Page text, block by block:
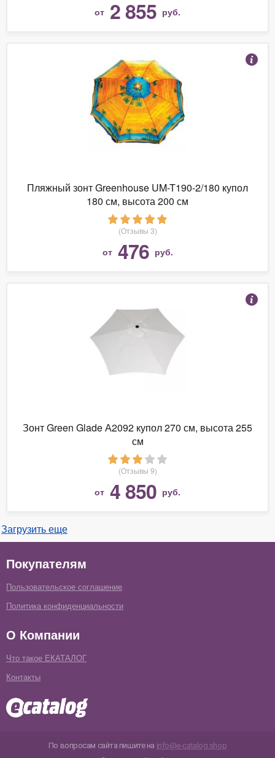
от 2 855 руб.
Пляжный зонт Greenhouse UM-T190-2/180 купол
180 см, высота 200 см
(Отзывы 3)
от 476 руб.
Зонт Green Glade А2092 купол 270 см, высота 255
см
(Отзывы 9)
от 4 850 руб.
Загрузить еще
Покупателям
Пользовательское соглашение
Политика конфиденциальности
О Компании
Что такое ЕКАТАЛОГ
Контакты
По вопросам сайта пишите на info@e-catalog.shop